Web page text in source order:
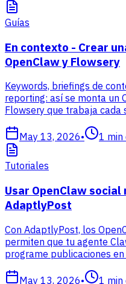
Guías
En contexto - Crear
OpenClaw y Flowsery
Keywords, briefings de
reporting: así se monta un
Flowsery que trabaja cada
May 13, 2026• 1
Tutoriales
Usar OpenClaw
AdaptlyPost
Con AdaptlyPost, los
permiten que tu agente
programe publicaciones en
May 13, 2026• 1 min